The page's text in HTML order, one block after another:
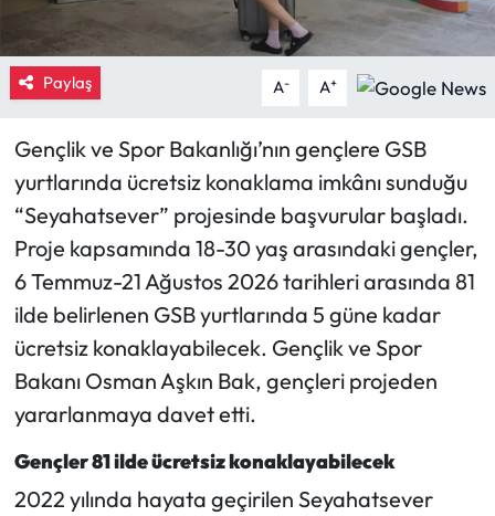
Paylaş A- A+
Gençlik ve Spor Bakanlığı’nın gençlere GSB
yurtlarında ücretsiz konaklama imkânı sunduğu
“Seyahatsever” projesinde başvurular başladı.
Proje kapsamında 18-30 yaş arasındaki gençler,
6 Temmuz-21 Ağustos 2026 tarihleri arasında 81
ilde belirlenen GSB yurtlarında 5 güne kadar
ücretsiz konaklayabilecek. Gençlik ve Spor
Bakanı Osman Aşkın Bak, gençleri projeden
yararlanmaya davet etti.
Gençler 81 ilde ücretsiz konaklayabilecek
2022 yılında hayata geçirilen Seyahatsever
Kargı Haberleri
Kimdir?
Kültür Sanat
Laçin Haberleri
Magazin
Mecitözü Haberleri
Oğuzlar Haberleri
Osmancık Haberleri